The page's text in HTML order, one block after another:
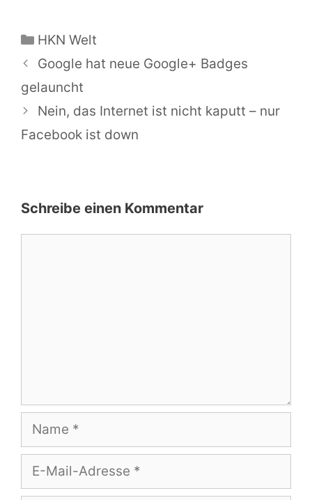
Kategorien
HKN Welt
Google hat neue Google+ Badges
gelauncht
Nein, das Internet ist nicht kaputt – nur
Facebook ist down
Schreibe einen Kommentar
Name
E-